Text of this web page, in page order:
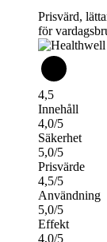
Prisvärd,
för
4,5
Innehåll
4,0/5
Säkerhet
5,0/5
Prisvärde
4,5/5
Användning
5,0/5
Effekt
4,0/5